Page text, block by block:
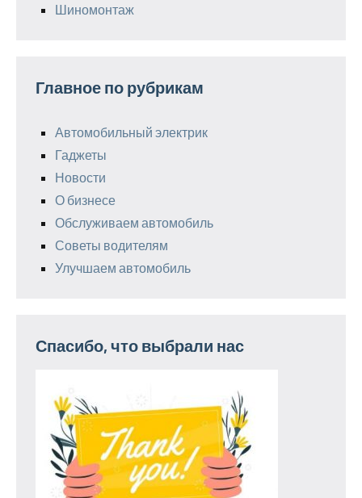
Шиномонтаж
Главное по рубрикам
Автомобильный электрик
Гаджеты
Новости
О бизнесе
Обслуживаем автомобиль
Советы водителям
Улучшаем автомобиль
Спасибо, что выбрали нас